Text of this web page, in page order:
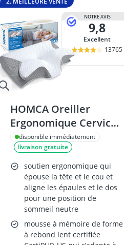
NOTRE AVIS
9,8
Excellent
13765
HOMCA Oreiller
Ergonomique Cervical
60x40x12/14cm Gris
disponible immédiatement
livraison gratuite
soutien ergonomique qui
épouse la tête et le cou et
aligne les épaules et le dos
pour une position de
sommeil neutre
mousse à mémoire de forme
à rebond lent certifiée